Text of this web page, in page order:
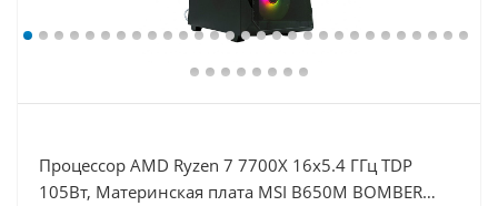
Процессор AMD Ryzen 7 7700X 16x5.4 ГГц TDP
105Вт, Материнская плата MSI B650M BOMBER